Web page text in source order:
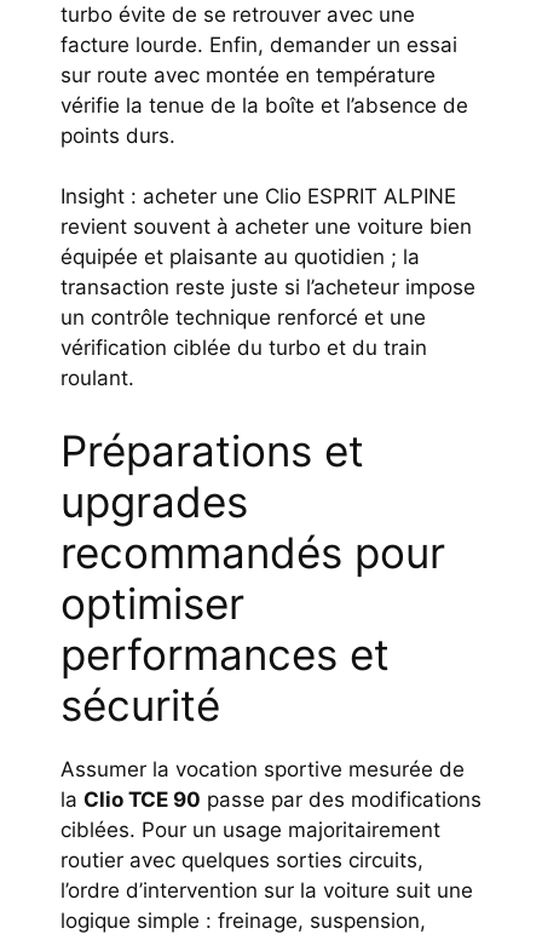
turbo évite de se retrouver avec une
facture lourde. Enfin, demander un essai
sur route avec montée en température
vérifie la tenue de la boîte et l’absence de
points durs.
Insight : acheter une Clio ESPRIT ALPINE
revient souvent à acheter une voiture bien
équipée et plaisante au quotidien ; la
transaction reste juste si l’acheteur impose
un contrôle technique renforcé et une
vérification ciblée du turbo et du train
roulant.
Préparations et
upgrades
recommandés pour
optimiser
performances et
sécurité
Assumer la vocation sportive mesurée de
la Clio TCE 90 passe par des modifications
ciblées. Pour un usage majoritairement
routier avec quelques sorties circuits,
l’ordre d’intervention sur la voiture suit une
logique simple : freinage, suspension,